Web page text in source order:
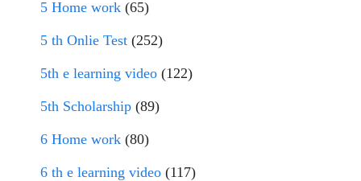
5 Home work (65)
5 th Onlie Test (252)
5th e learning video (122)
5th Scholarship (89)
6 Home work (80)
6 th e learning video (117)